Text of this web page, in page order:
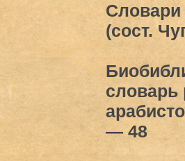
Словари
(сост.
словарь
— 48